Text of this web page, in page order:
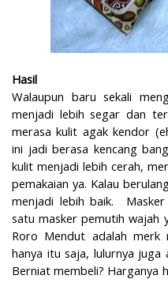
Hasil
Walaupun baru sekali
menjadi lebih segar dan
merasa kulit agak kendor
ini jadi berasa kencang
kulit menjadi lebih cerah,
pemakaian ya. Kalau
menjadi lebih baik.
satu masker pemutih wajah
Roro Mendut adalah merk
hanya itu saja, lulurnya juga
Berniat membeli? Harganya